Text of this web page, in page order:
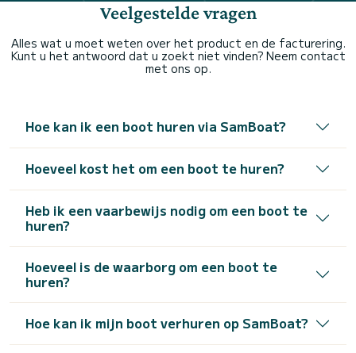
Veelgestelde vragen
Alles wat u moet weten over het product en de facturering.
Kunt u het antwoord dat u zoekt niet vinden? Neem contact
met ons op.
Hoe kan ik een boot huren via SamBoat?
Hoeveel kost het om een boot te huren?
Heb ik een vaarbewijs nodig om een boot te
huren?
Hoeveel is de waarborg om een boot te
huren?
Hoe kan ik mijn boot verhuren op SamBoat?